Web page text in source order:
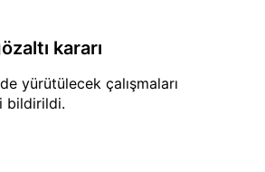
kararı
yürütülecek çalışmaları
bildirildi.